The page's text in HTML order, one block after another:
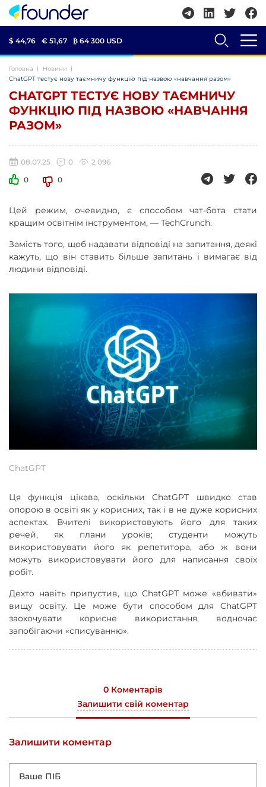
$ 44,76 € 51,67 ₿ 64 300 USD
Головна
Новини
ChatGPT тестує нову таємничу функцію під назвою «навчання разом»
CHATGPT ТЕСТУЄ НОВУ ТАЄМНИЧУ
ФУНКЦІЮ ПІД НАЗВОЮ «НАВЧАННЯ
РАЗОМ»
08.07.25 0
2 096
0
0
Цей режим, очевидно, є способом чат-бота стати
кращим освітнім інструментом, — TechCrunch.
Замість того, щоб надавати відповіді на запитання, деякі
кажуть, що він ставить більше запитань і вимагає від
людини відповіді.
ChatGPT
Ця функція цікава, оскільки ChatGPT швидко став
опорою в освіті як у корисних, так і в не дуже корисних
аспектах. Вчителі використовують його для таких
речей, як плани уроків; студенти можуть
використовувати його як репетитора, або ж вони
можуть використовувати його для написання своїх
робіт.
Дехто навіть припустив, що ChatGPT може «вбивати»
вищу освіту. Це може бути способом для ChatGPT
заохочувати корисне використання, водночас
запобігаючи «списуванню».
0 Коментарів
Залишити свій коментар
Залишити коментар